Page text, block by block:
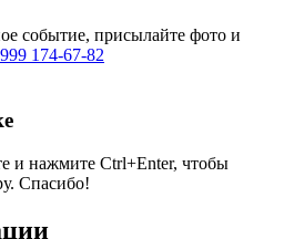
событие, присылайте фото и
174-67-82
и нажмите Ctrl+Enter, чтобы
Спасибо!